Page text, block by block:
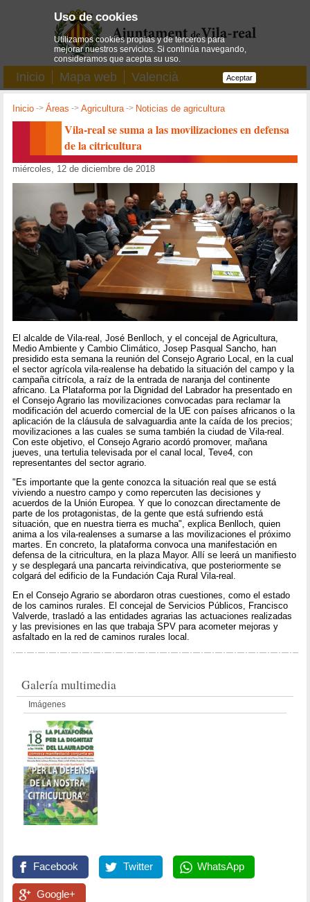
Inicio Mapa web Valencià
Inicio ->Áreas ->Agricultura-> Noticias de agricultura
Vila-real se suma a las movilizaciones en defensa
de la citricultura
miércoles, 12 de diciembre de 2018
El alcalde de Vila-real, José Benlloch, y el concejal de Agricultura,
Medio Ambiente y Cambio Climático, Josep Pasqual Sancho, han
presidido esta semana la reunión del Consejo Agrario Local, en la cual
el sector agrícola vila-realense ha debatido la situación del campo y la
campaña citrícola, a raíz de la entrada de naranja del continente
africano. La Plataforma por la Dignidad del Labrador ha presentado en
el Consejo Agrario las movilizaciones convocadas para reclamar la
modificación del acuerdo comercial de la UE con países africanos o la
aplicación de la cláusula de salvaguardia ante la caída de los precios;
movilizaciones a las cuales se suma también la ciudad de Vila-real.
Con este objetivo, el Consejo Agrario acordó promover, mañana
jueves, una tertulia televisada por el canal local, Teve4, con
representantes del sector agrario.
"Es importante que la gente conozca la situación real que se está
viviendo a nuestro campo y como repercuten las decisiones y
acuerdos de la Unión Europea. Y que lo conozcan directamente de
parte de los protagonistas, de la gente que está sufriendo está
situación, que en nuestra tierra es mucha", explica Benlloch, quien
anima a los vila-realenses a sumarse a las movilizaciones el próximo
martes. En concreto, la plataforma convoca una manifestación en
defensa de la citricultura, en la plaza Mayor. Allí se leerá un manifiesto
y se desplegará una pancarta reivindicativa, que posteriormente se
colgará del edificio de la Fundación Caja Rural Vila-real.
En el Consejo Agrario se abordaron otras cuestiones, como el estado
de los caminos rurales. El concejal de Servicios Públicos, Francisco
Valverde, trasladó a las entidades agrarias las actuaciones realizadas
y las previsiones en las que trabaja SPV para acometer mejoras y
asfaltado en la red de caminos rurales local.
Galería multimedia
Imágenes
Facebook Twitter WhatsApp
Google+
Uso de cookies
Utilizamos cookies propias y de terceros para
mejorar nuestros servicios. Si continúa navegando,
consideramos que acepta su uso.
Aceptar